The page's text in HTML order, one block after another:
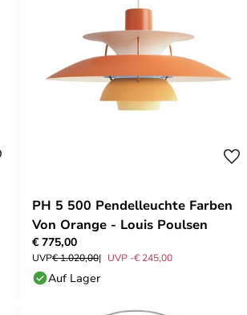
PH 5 500 Pendelleuchte Farben
Von Orange - Louis Poulsen
€ 775,00
UVP€ 1.020,00 UVP -€ 245,00
Auf Lager